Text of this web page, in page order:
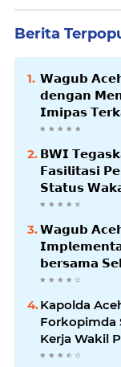
Berita
𝗪𝗮𝗴𝘂𝗯
𝗱𝗲𝗻𝗴𝗮𝗻
𝗜𝗺𝗶𝗽𝗮𝘀
𝗕𝗪𝗜
𝗙𝗮𝘀𝗶𝗹𝗶𝘁𝗮𝘀𝗶
𝗦𝘁𝗮𝘁𝘂𝘀
𝗪𝗮𝗴𝘂𝗯
𝗯𝗲𝗿𝘀𝗮𝗺𝗮
Kapolda
Forkopimda
Kerja Wakil
Kabupaten